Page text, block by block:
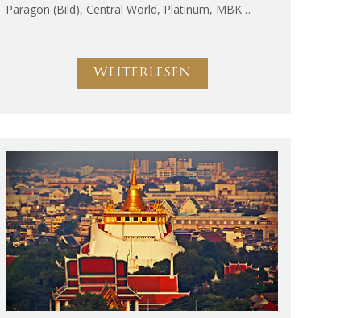
Paragon (Bild), Central World, Platinum, MBK…
WEITERLESEN